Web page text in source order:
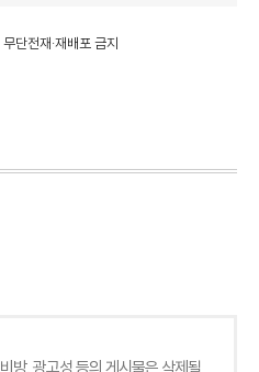
단전재·재배포 금지